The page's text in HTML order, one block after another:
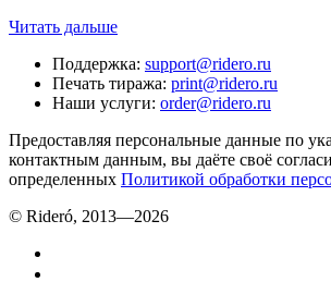
Читать дальше
Поддержка: support@ridero.ru
Печать тиража: print@ridero.ru
Наши услуги: order@ridero.ru
Предоставляя персональные данные по
контактным данным, вы даёте своё
определенных Политикой обработки
© Rideró, 2013—2026